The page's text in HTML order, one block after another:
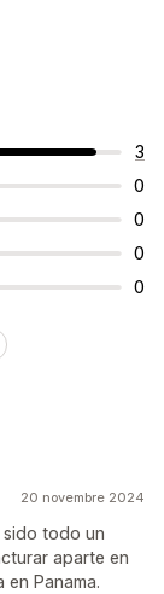
3
0
0
0
0
20 novembre 2024
sido todo un
aparte en
Panama.